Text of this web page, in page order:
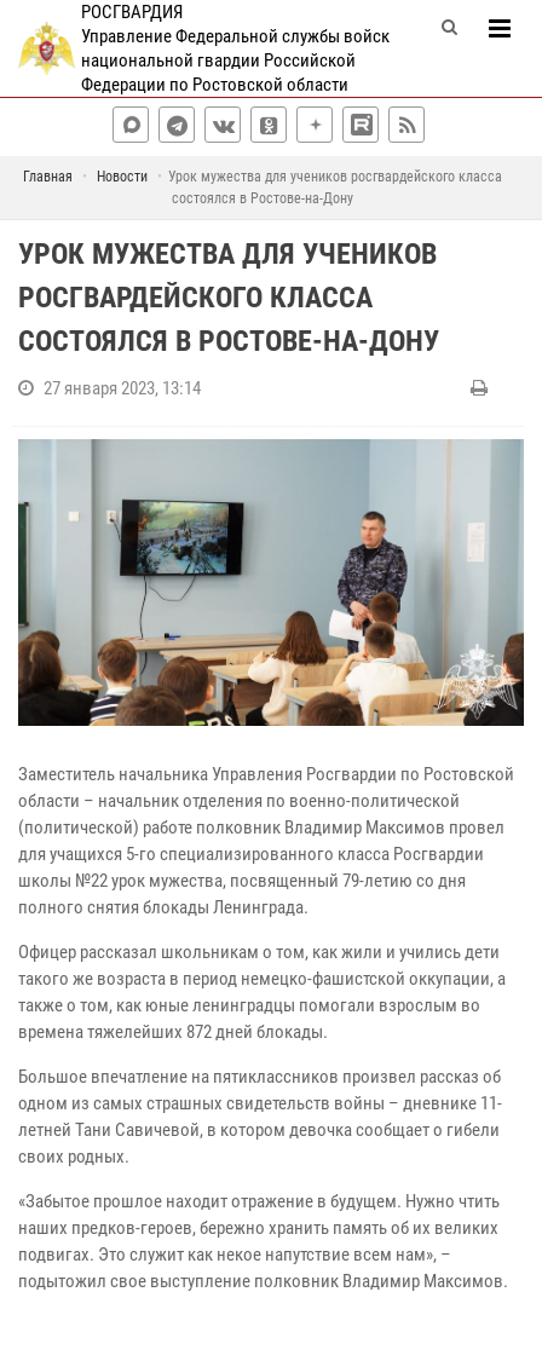
РОСГВАРДИЯ
Управление Федеральной службы войск
национальной гвардии Российской
Федерации по Ростовской области
Главная Новости
Урок мужества для учеников росгвардейского класса
состоялся в Ростове-на-Дону
УРОК МУЖЕСТВА ДЛЯ УЧЕНИКОВ
РОСГВАРДЕЙСКОГО КЛАССА
СОСТОЯЛСЯ В РОСТОВЕ-НА-ДОНУ
27 января 2023, 13:14
Заместитель начальника Управления Росгвардии по Ростовской
области – начальник отделения по военно-политической
(политической) работе полковник Владимир Максимов провел
для учащихся 5-го специализированного класса Росгвардии
школы №22 урок мужества, посвященный 79-летию со дня
полного снятия блокады Ленинграда.
Офицер рассказал школьникам о том, как жили и учились дети
такого же возраста в период немецко-фашистской оккупации, а
также о том, как юные ленинградцы помогали взрослым во
времена тяжелейших 872 дней блокады.
Большое впечатление на пятиклассников произвел рассказ об
одном из самых страшных свидетельств войны – дневнике 11-
летней Тани Савичевой, в котором девочка сообщает о гибели
своих родных.
«Забытое прошлое находит отражение в будущем. Нужно чтить
наших предков-героев, бережно хранить память об их великих
подвигах. Это служит как некое напутствие всем нам», –
подытожил свое выступление полковник Владимир Максимов.